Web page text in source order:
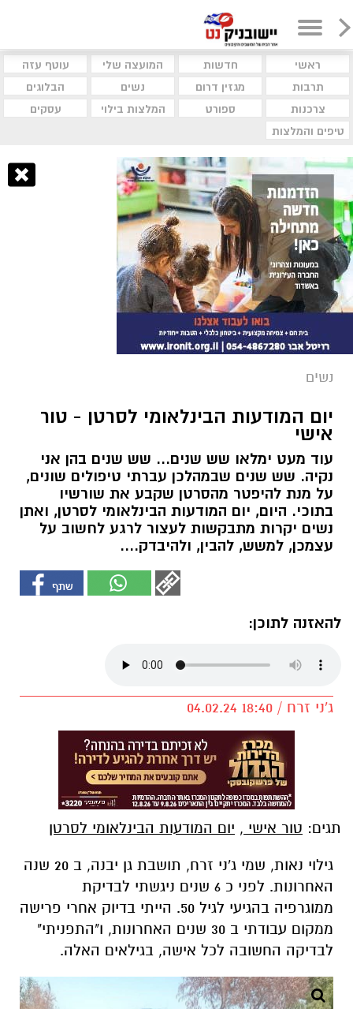
ראשי חדשות המועצה שלי
עוטף עזה
תרבות
מגזין דרום נשים
הבלוגים
צרכנות
ספורט המלצות בילוי
עסקים
טיפים והמלצות
נשים
יום המודעות הבינלאומי לסרטן - טור
אישי
עוד מעט ימלאו שש שנים... שש שנים בהן אני
נקיה. שש שנים שבמהלכן עברתי טיפולים שונים,
על מנת להיפטר מהסרטן שקבע את שורשיו
בתוכי. היום, יום המודעות הבינלאומי לסרטן, ואתן
נשים יקרות מתבקשות לעצור לרגע לחשוב על
עצמכן, למשש, להבין, ולהיבדק....
להאזנה לתוכן:
ג'ני זרח / 18:40 04.02.24
תגים: טור אישי , יום המודעות הבינלאומי לסרטן
גילוי נאות, שמי ג'ני זרח, תושבת גן יבנה, ב 20 שנה
האחרונות. לפני כ 6 שנים ניגשתי לבדיקת
ממוגרפיה בהגיעי לגיל 50. הייתי בדיוק אחרי פרישה
ממקום עבודתי ב 30 שנים האחרונות, ו"התפניתי"
לבדיקה החשובה לכל אישה, בגילאים האלה.